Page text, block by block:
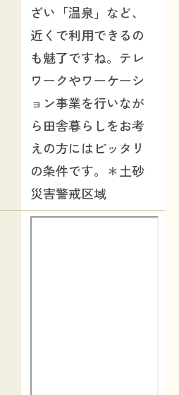
ざい「温泉」など、
近くで利用できるの
も魅了ですね。テレ
ワークやワーケーシ
ョン事業を行いなが
ら田舎暮らしをお考
えの方にはピッタリ
の条件です。＊土砂
災害警戒区域